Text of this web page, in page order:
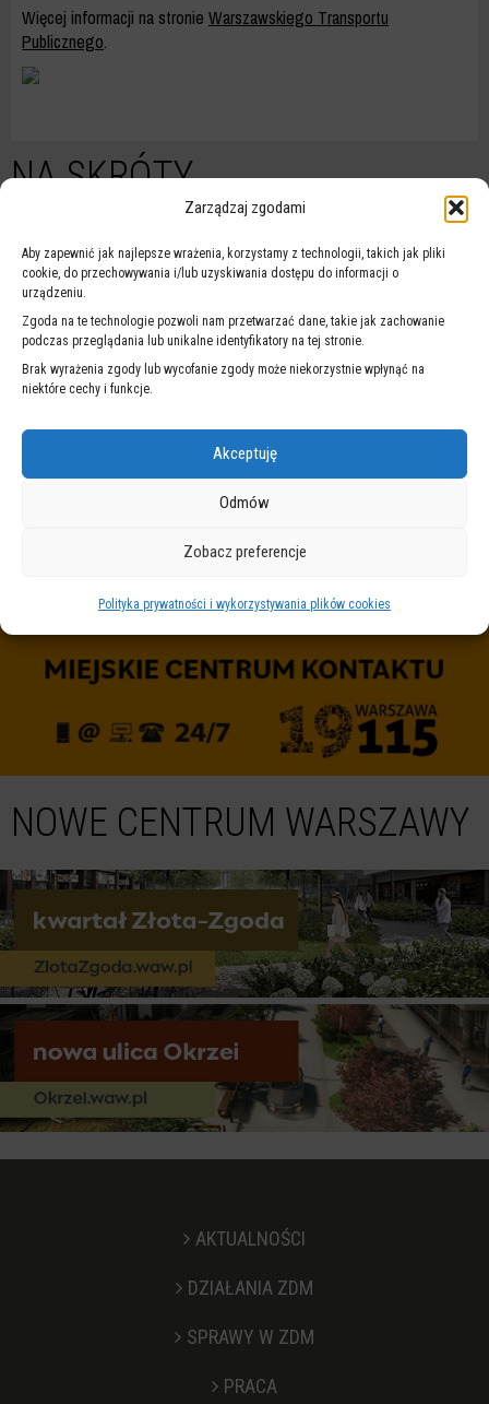
Zarządzaj zgodami
Aby zapewnić jak najlepsze wrażenia, korzystamy z technologii, takich jak pliki
cookie, do przechowywania i/lub uzyskiwania dostępu do informacji o
urządzeniu.
Zgoda na te technologie pozwoli nam przetwarzać dane, takie jak zachowanie
podczas przeglądania lub unikalne identyfikatory na tej stronie.
Brak wyrażenia zgody lub wycofanie zgody może niekorzystnie wpłynąć na
niektóre cechy i funkcje.
Akceptuję
Odmów
Zobacz preferencje
Polityka prywatności i wykorzystywania plików cookies
Więcej informacji na stronie Warszawskiego Transportu
Publicznego.
NA SKRÓTY
WARSZAWSKI
SYSTEM
POWIADOMIEŃ
UTRUDNIENIA
WARSZAWA 19115
NOWE CENTRUM WARSZAWY
AKTUALNOŚCI
DZIAŁANIA ZDM
SPRAWY W ZDM
PRACA